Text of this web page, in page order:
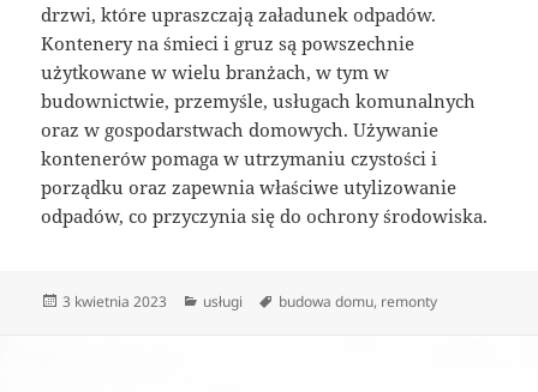
drzwi, które upraszczają załadunek odpadów.
Kontenery na śmieci i gruz są powszechnie
użytkowane w wielu branżach, w tym w
budownictwie, przemyśle, usługach komunalnych
oraz w gospodarstwach domowych. Używanie
kontenerów pomaga w utrzymaniu czystości i
porządku oraz zapewnia właściwe utylizowanie
odpadów, co przyczynia się do ochrony środowiska.
Data
3 kwietnia 2023 Kategorie
usługi Tagi
budowa domu, remonty